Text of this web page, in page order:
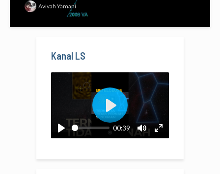
Avivah Yamani
Kanal LS